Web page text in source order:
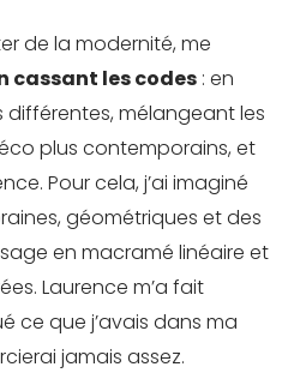
de la modernité, me
cassant les codes : en
mélangeant les
plus contemporains, et
Pour cela, j’ai imaginé
géométriques et des
en macramé linéaire et
Laurence m’a fait
ce que j’avais dans ma
jamais assez.